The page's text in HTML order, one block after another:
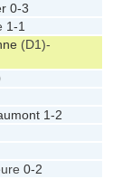
0-3
1-1
(D1)-
1-2
0-2